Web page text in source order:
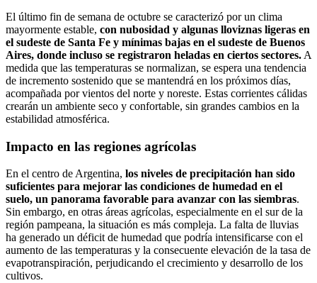
El último fin de semana de octubre se caracterizó por un clima
mayormente estable, con nubosidad y algunas lloviznas ligeras en
el sudeste de Santa Fe y mínimas bajas en el sudeste de Buenos
Aires, donde incluso se registraron heladas en ciertos sectores. A
medida que las temperaturas se normalizan, se espera una tendencia
de incremento sostenido que se mantendrá en los próximos días,
acompañada por vientos del norte y noreste. Estas corrientes cálidas
crearán un ambiente seco y confortable, sin grandes cambios en la
estabilidad atmosférica.
Impacto en las regiones agrícolas
En el centro de Argentina, los niveles de precipitación han sido
suficientes para mejorar las condiciones de humedad en el
suelo, un panorama favorable para avanzar con las siembras.
Sin embargo, en otras áreas agrícolas, especialmente en el sur de la
región pampeana, la situación es más compleja. La falta de lluvias
ha generado un déficit de humedad que podría intensificarse con el
aumento de las temperaturas y la consecuente elevación de la tasa de
evapotranspiración, perjudicando el crecimiento y desarrollo de los
cultivos.